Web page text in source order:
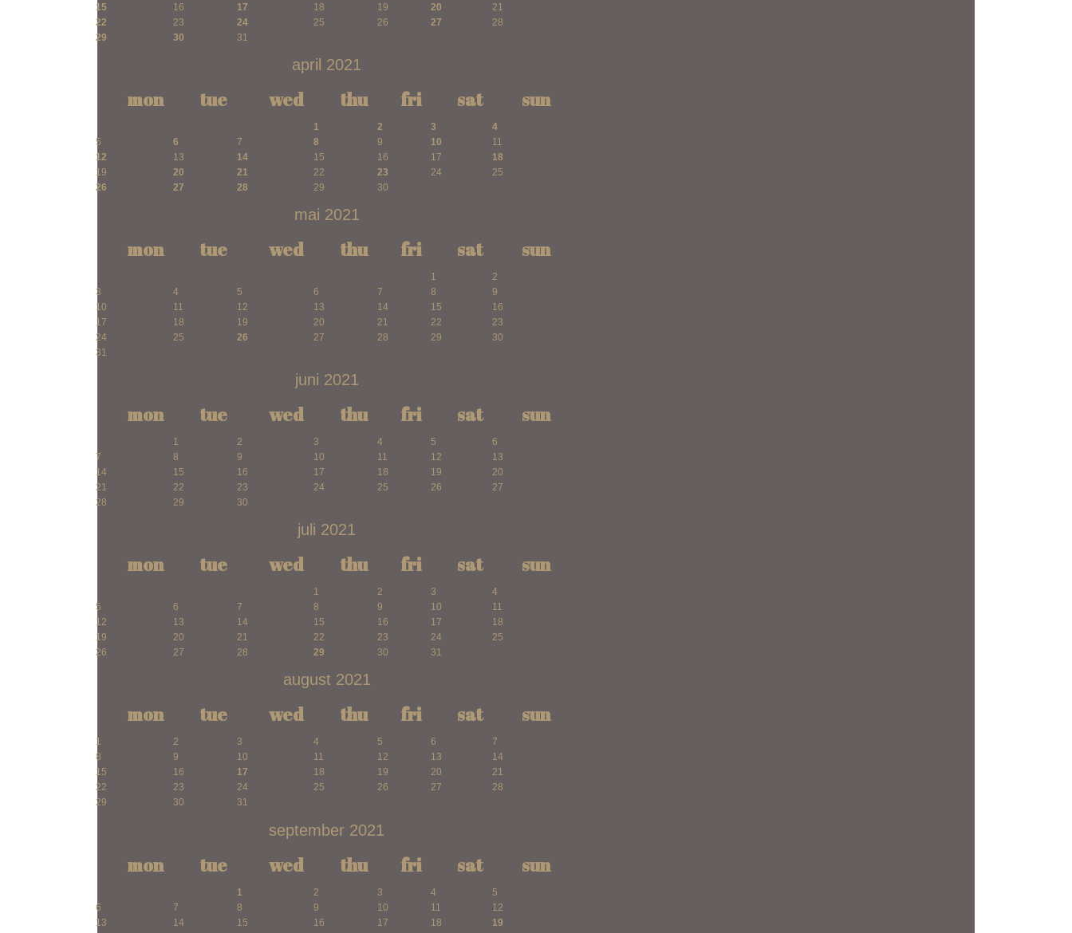
15
16 17 18 19 20
21
22
23 24 25 26 27
28
29
30 31
april 2021
mon tue wed thu fri sat sun
1 2 3
4
5
6 7 8 9 10
11
12
13 14 15 16 17
18
19
20 21 22 23 24
25
26
27 28 29 30
mai 2021
mon tue wed thu fri sat sun
1
2
3
4 5 6 7 8
9
10
11 12 13 14 15
16
17
18 19 20 21 22
23
24
25 26 27 28 29
30
31
juni 2021
mon tue wed thu fri sat sun
1 2 3 4 5
6
7
8 9 10 11 12
13
14
15 16 17 18 19
20
21
22 23 24 25 26
27
28
29 30
juli 2021
mon tue wed thu fri sat sun
1 2 3
4
5
6 7 8 9 10
11
12
13 14 15 16 17
18
19
20 21 22 23 24
25
26
27 28 29 30 31
august 2021
mon tue wed thu fri sat sun
1 2 3 4 5 6
7
8
9 10 11 12 13
14
15
16 17 18 19 20
21
22
23 24 25 26 27
28
29
30 31
september 2021
mon tue wed thu fri sat sun
1 2 3 4
5
6
7 8 9 10 11
12
13
14 15 16 17 18
19